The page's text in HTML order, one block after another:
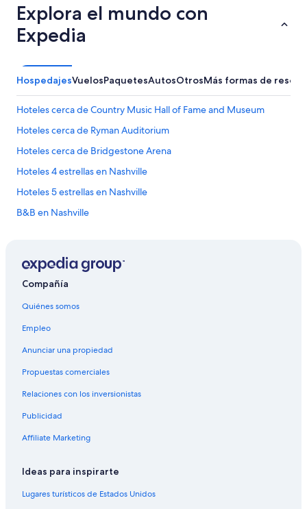
Explora el mundo con
Expedia
HospedajesVuelosPaquetesAutosOtrosMás formas de
Hoteles cerca de Country Music Hall of Fame and Museum
Hoteles cerca de Ryman Auditorium
Hoteles cerca de Bridgestone Arena
Hoteles 4 estrellas en Nashville
Hoteles 5 estrellas en Nashville
B&B en Nashville
Casas rurales en Nashville
Hoteles con casino en Nashville
Hoteles históricos en Nashville
Hoteles románticos en Nashville
Hoteles baratos en Nashville
Hoteles boutique en Nashville
Hoteles cerca del bosque en Nashville
Hoteles con cocina en Nashville
Hoteles con estacionamiento en Nashville
Compañía
Quiénes somos
Empleo
Anunciar una propiedad
Propuestas comerciales
Relaciones con los inversionistas
Publicidad
Affiliate Marketing
Ideas para inspirarte
Lugares turísticos de Estados Unidos